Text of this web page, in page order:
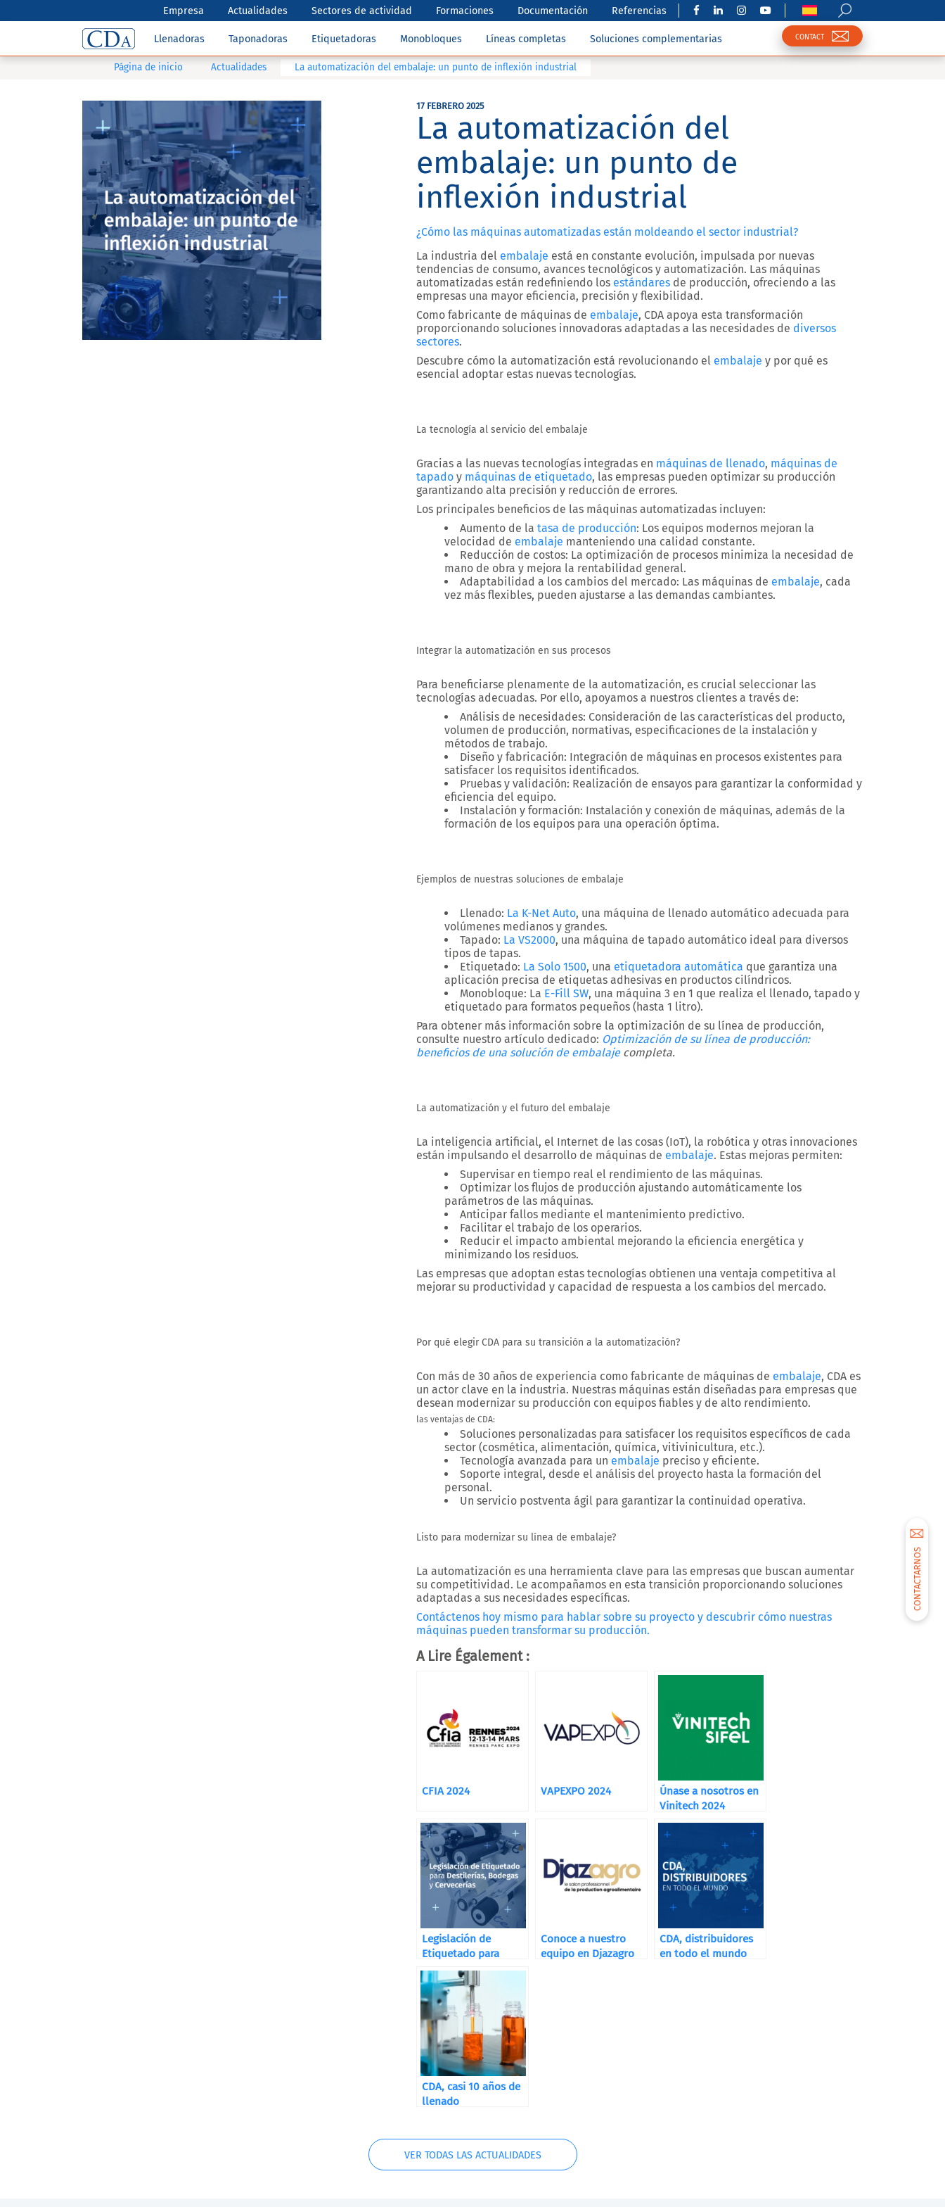
Empresa Actualidades Sectores de actividad Formaciones Documentación Referencias
Llenadoras Taponadoras Etiquetadoras Monobloques Líneas completas Soluciones complementarias CONTACT
CONTACTARNOS
Página de inicio Actualidades La automatización del embalaje: un punto de inflexión industrial
17 FEBRERO 2025
La automatización del
embalaje: un punto de
inflexión industrial
¿Cómo las máquinas automatizadas están moldeando el sector industrial?
La industria del embalaje está en constante evolución, impulsada por nuevas
tendencias de consumo, avances tecnológicos y automatización. Las máquinas
automatizadas están redefiniendo los estándares de producción, ofreciendo a las
empresas una mayor eficiencia, precisión y flexibilidad.
Como fabricante de máquinas de embalaje, CDA apoya esta transformación
proporcionando soluciones innovadoras adaptadas a las necesidades de diversos
sectores.
Descubre cómo la automatización está revolucionando el embalaje y por qué es
esencial adoptar estas nuevas tecnologías.
La tecnología al servicio del embalaje
Gracias a las nuevas tecnologías integradas en máquinas de llenado, máquinas de
tapado y máquinas de etiquetado, las empresas pueden optimizar su producción
garantizando alta precisión y reducción de errores.
Los principales beneficios de las máquinas automatizadas incluyen:
Aumento de la tasa de producción: Los equipos modernos mejoran la
velocidad de embalaje manteniendo una calidad constante.
Reducción de costos: La optimización de procesos minimiza la necesidad de
mano de obra y mejora la rentabilidad general.
Adaptabilidad a los cambios del mercado: Las máquinas de embalaje, cada
vez más flexibles, pueden ajustarse a las demandas cambiantes.
Integrar la automatización en sus procesos
Para beneficiarse plenamente de la automatización, es crucial seleccionar las
tecnologías adecuadas. Por ello, apoyamos a nuestros clientes a través de:
Análisis de necesidades: Consideración de las características del producto,
volumen de producción, normativas, especificaciones de la instalación y
métodos de trabajo.
Diseño y fabricación: Integración de máquinas en procesos existentes para
satisfacer los requisitos identificados.
Pruebas y validación: Realización de ensayos para garantizar la conformidad y
eficiencia del equipo.
Instalación y formación: Instalación y conexión de máquinas, además de la
formación de los equipos para una operación óptima.
Ejemplos de nuestras soluciones de embalaje
Llenado: La K-Net Auto, una máquina de llenado automático adecuada para
volúmenes medianos y grandes.
Tapado: La VS2000, una máquina de tapado automático ideal para diversos
tipos de tapas.
Etiquetado: La Solo 1500, una etiquetadora automática que garantiza una
aplicación precisa de etiquetas adhesivas en productos cilíndricos.
Monobloque: La E-Fill SW, una máquina 3 en 1 que realiza el llenado, tapado y
etiquetado para formatos pequeños (hasta 1 litro).
Para obtener más información sobre la optimización de su línea de producción,
consulte nuestro artículo dedicado: Optimización de su línea de producción:
beneficios de una solución de embalajecompleta.
La automatización y el futuro del embalaje
La inteligencia artificial, el Internet de las cosas (IoT), la robótica y otras innovaciones
están impulsando el desarrollo de máquinas de embalaje. Estas mejoras permiten:
Supervisar en tiempo real el rendimiento de las máquinas.
Optimizar los flujos de producción ajustando automáticamente los
parámetros de las máquinas.
Anticipar fallos mediante el mantenimiento predictivo.
Facilitar el trabajo de los operarios.
Reducir el impacto ambiental mejorando la eficiencia energética y
minimizando los residuos.
Las empresas que adoptan estas tecnologías obtienen una ventaja competitiva al
mejorar su productividad y capacidad de respuesta a los cambios del mercado.
Por qué elegir CDA para su transición a la automatización?
Con más de 30 años de experiencia como fabricante de máquinas de embalaje, CDA es
un actor clave en la industria. Nuestras máquinas están diseñadas para empresas que
desean modernizar su producción con equipos fiables y de alto rendimiento.
las ventajas de CDA:
Soluciones personalizadas para satisfacer los requisitos específicos de cada
sector (cosmética, alimentación, química, vitivinicultura, etc.).
Tecnología avanzada para un embalaje preciso y eficiente.
Soporte integral, desde el análisis del proyecto hasta la formación del
personal.
Un servicio postventa ágil para garantizar la continuidad operativa.
Listo para modernizar su línea de embalaje?
La automatización es una herramienta clave para las empresas que buscan aumentar
su competitividad. Le acompañamos en esta transición proporcionando soluciones
adaptadas a sus necesidades específicas.
Contáctenos hoy mismo para hablar sobre su proyecto y descubrir cómo nuestras
máquinas pueden transformar su producción.
A Lire Également :
CFIA 2024 VAPEXPO 2024
Únase a nosotros en
Vinitech 2024
Legislación de
Etiquetado para
Destilerías, Bodegas
y Cervecerías
Conoce a nuestro
equipo en Djazagro
CDA, distribuidores
en todo el mundo
CDA, casi 10 años de
llenado
VER TODAS LAS ACTUALIDADES